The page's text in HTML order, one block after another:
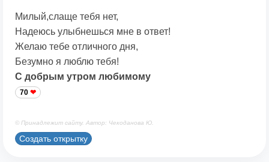
Милый,слаще тебя нет,
Надеюсь улыбнешься мне в ответ!
Желаю тебе отличного дня,
Безумно я люблю тебя!
C добрым утром любимому
70
© Принадлежит сайту. Автор: Чекоданова Ю.
Создать открытку